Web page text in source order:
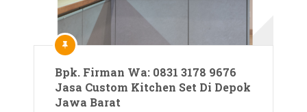
Bpk. Firman Wa: 0831 3178 9676
Jasa Custom Kitchen Set Di Depok
Jawa Barat